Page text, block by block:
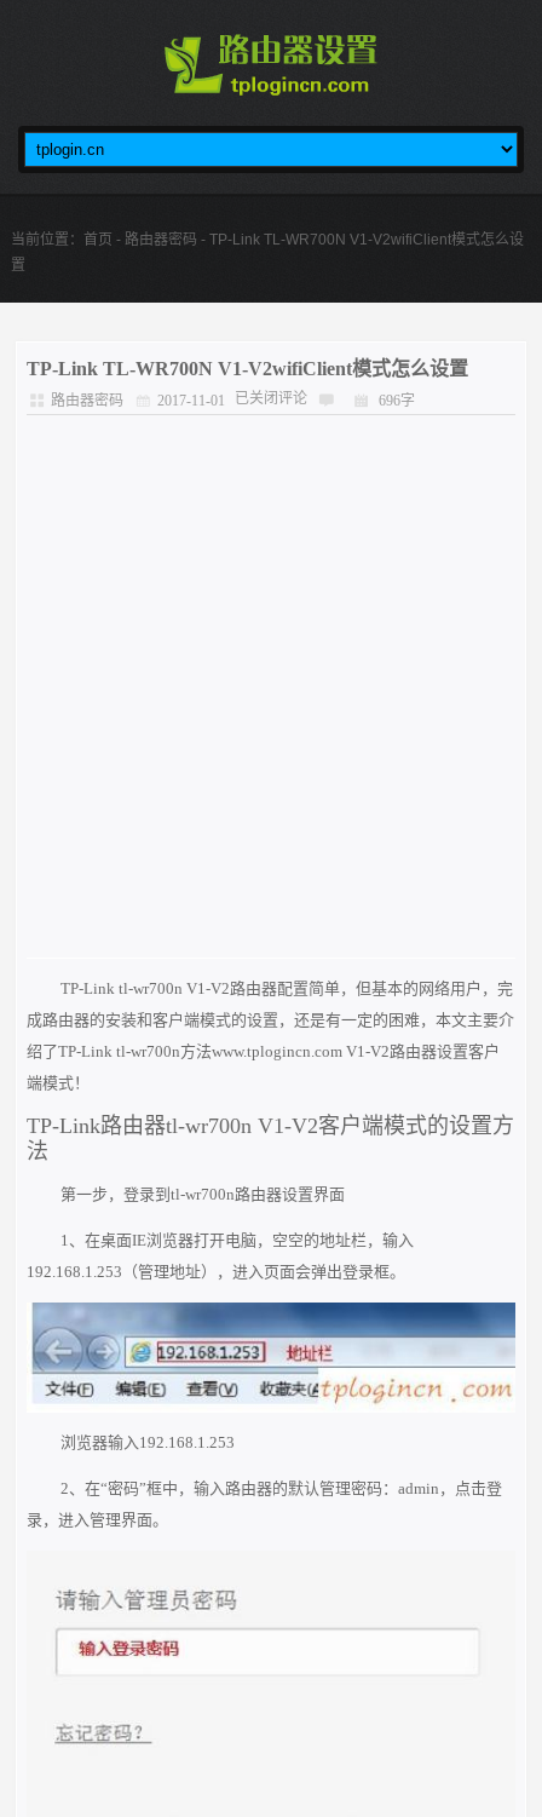
当前位置： 首页 - 路由器密码 - TP-Link TL-WR700N V1-V2wifiClient模式怎么设
置
TP-Link TL-WR700N V1-V2wifiClient模式怎么设置
路由器密码 2017-11-01 已关闭评论 696字
TP-Link tl-wr700n V1-V2路由器配置简单，但基本的网络用户，完
成路由器的安装和客户端模式的设置，还是有一定的困难，本文主要介
绍了TP-Link tl-wr700n方法www.tplogincn.com V1-V2路由器设置客户
端模式！
TP-Link路由器tl-wr700n V1-V2客户端模式的设置方
法
第一步，登录到tl-wr700n路由器设置界面
1、在桌面IE浏览器打开电脑，空空的地址栏，输入
192.168.1.253（管理地址），进入页面会弹出登录框。
浏览器输入192.168.1.253
2、在“密码”框中，输入路由器的默认管理密码：admin，点击登
录，进入管理界面。